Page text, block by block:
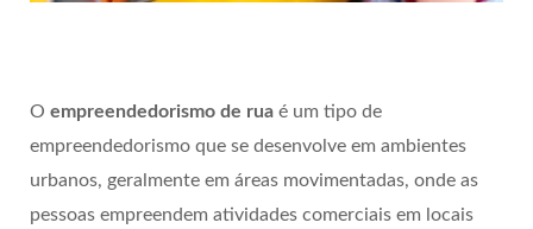
O empreendedorismo de rua é um tipo de
empreendedorismo que se desenvolve em ambientes
urbanos, geralmente em áreas movimentadas, onde as
pessoas empreendem atividades comerciais em locais